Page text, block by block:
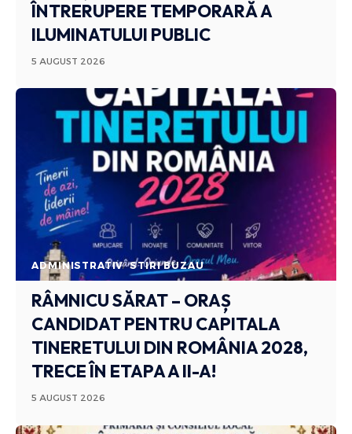
ÎNTRERUPERE TEMPORARĂ A
ILUMINATULUI PUBLIC
5 AUGUST 2026
ADMINISTRATIV STIRI BUZAU
RÂMNICU SĂRAT – ORAȘ
CANDIDAT PENTRU CAPITALA
TINERETULUI DIN ROMÂNIA 2028,
TRECE ÎN ETAPA A II-A!
5 AUGUST 2026